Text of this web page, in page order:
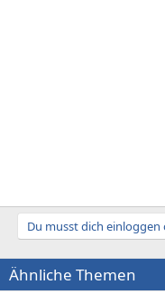
Du musst dich
Ähnliche Themen